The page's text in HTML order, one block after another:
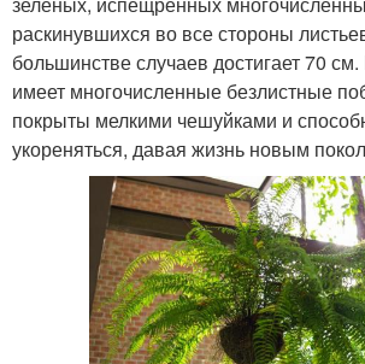
раскинувшихся во все стороны
большинстве случаев достигает 70
имеет многочисленные безлистные
покрыты мелкими чешуйками и
укореняться, давая жизнь новым